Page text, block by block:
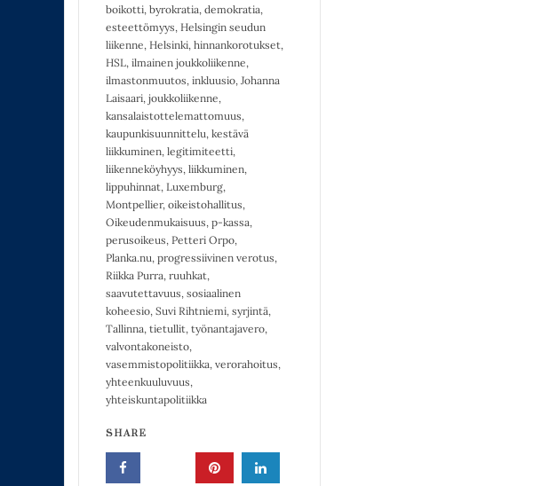
boikotti, byrokratia, demokratia,
esteettömyys, Helsingin seudun
liikenne, Helsinki, hinnankorotukset,
HSL, ilmainen joukkoliikenne,
ilmastonmuutos, inkluusio, Johanna
Laisaari, joukkoliikenne,
kansalaistottelemattomuus,
kaupunkisuunnittelu, kestävä
liikkuminen, legitimiteetti,
liikenneköyhyys, liikkuminen,
lippuhinnat, Luxemburg,
Montpellier, oikeistohallitus,
Oikeudenmukaisuus, p-kassa,
perusoikeus, Petteri Orpo,
Planka.nu, progressiivinen verotus,
Riikka Purra, ruuhkat,
saavutettavuus, sosiaalinen
koheesio, Suvi Rihtniemi, syrjintä,
Tallinna, tietullit, työnantajavero,
valvontakoneisto,
vasemmistopolitiikka, verorahoitus,
yhteenkuuluvuus,
yhteiskuntapolitiikka
SHARE